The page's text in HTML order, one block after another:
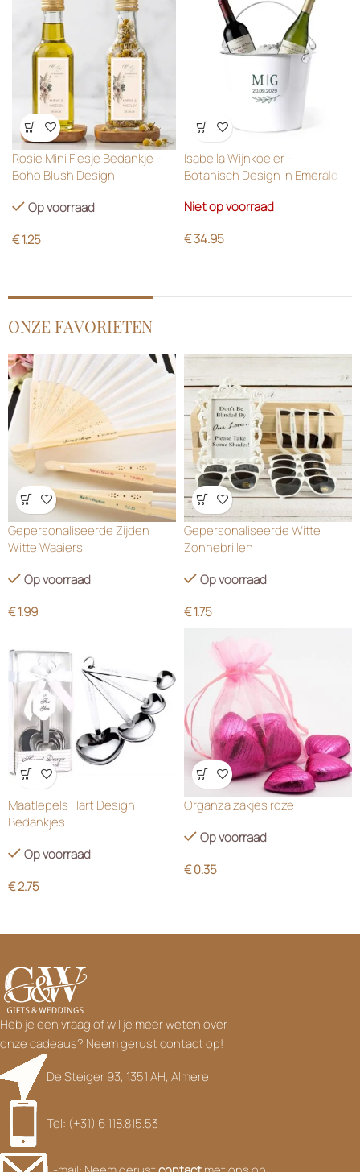
Wensenlijst
Rosie Mini Flesje Bedankje –
Boho Blush Design
Op voorraad
€1.25
Wensenlijst
Isabella Wijnkoeler –
Botanisch Design in Emerald
Niet op voorraad
€34.95
ONZE FAVORIETEN
Wensenlijst
Gepersonaliseerde Zijden
Witte Waaiers
Op voorraad
€1.99
Wensenlijst
Gepersonaliseerde Witte
Zonnebrillen
Op voorraad
€1.75
Wensenlijst
Maatlepels Hart Design
Bedankjes
Op voorraad
€2.75
Wensenlijst
Organza zakjes roze
Op voorraad
€0.35
Heb je een vraag of wil je meer weten over
onze cadeaus? Neem gerust contact op!
De Steiger 93, 1351 AH, Almere
Tel: (+31) 6 118.815.53